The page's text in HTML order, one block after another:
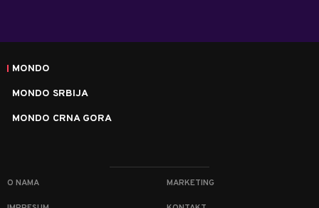
MONDO
MONDO SRBIJA
MONDO CRNA GORA
O NAMA MARKETING